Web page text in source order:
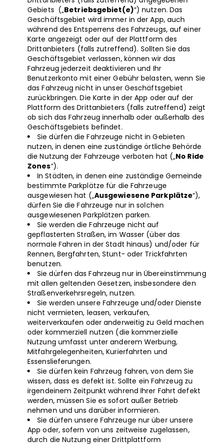
Gebiets („Betriebsgebiet(e)“) nutzen. Das
Geschäftsgebiet wird immer in der App, auch
während des Entsperrens des Fahrzeugs, auf einer
Karte angezeigt oder auf der Plattform des
Drittanbieters (falls zutreffend). Sollten Sie das
Geschäftsgebiet verlassen, können wir das
Fahrzeug jederzeit deaktivieren und Ihr
Benutzerkonto mit einer Gebühr belasten, wenn Sie
das Fahrzeug nicht in unser Geschäftsgebiet
zurückbringen. Die Karte in der App oder auf der
Plattform des Drittanbieters (falls zutreffend) zeigt
ob sich das Fahrzeug innerhalb oder außerhalb des
Geschäftsgebiets befindet.
Sie dürfen die Fahrzeuge nicht in Gebieten
nutzen, in denen eine zuständige örtliche Behörde
die Nutzung der Fahrzeuge verboten hat („No Ride
Zones“).
In Städten, in denen eine zuständige Gemeinde
bestimmte Parkplätze für die Fahrzeuge
ausgewiesen hat („Ausgewiesene Parkplätze“),
dürfen Sie die Fahrzeuge nur in solchen
ausgewiesenen Parkplätzen parken.
Sie werden die Fahrzeuge nicht auf
gepflasterten Straßen, im Wasser (über das
normale Fahren in der Stadt hinaus) und/oder für
Rennen, Bergfahrten, Stunt- oder Trickfahrten
benutzen.
Sie dürfen das Fahrzeug nur in Übereinstimmung
mit allen geltenden Gesetzen, insbesondere den
Straßenverkehrsregeln, nutzen.
Sie werden unsere Fahrzeuge und/oder Dienste
nicht vermieten, leasen, verkaufen,
weiterverkaufen oder anderweitig zu Geld machen
oder kommerziell nutzen (die kommerzielle
Nutzung umfasst unter anderem Werbung,
Mitfahrgelegenheiten, Kurierfahrten und
Essenslieferungen.
Sie dürfen kein Fahrzeug fahren, von dem Sie
wissen, dass es defekt ist. Sollte ein Fahrzeug zu
irgendeinem Zeitpunkt während Ihrer Fahrt defekt
werden, müssen Sie es sofort außer Betrieb
nehmen und uns darüber informieren.
Sie dürfen unsere Fahrzeuge nur über unsere
App oder, sofern von uns zeitweise zugelassen,
durch die Nutzung einer Drittplattform